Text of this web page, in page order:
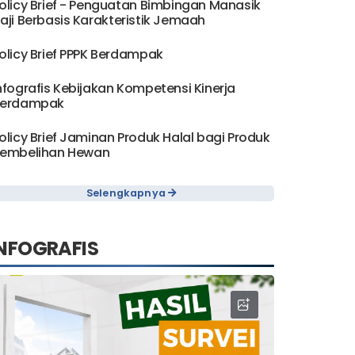
Brief - Penguatan Bimbingan Manasik
Berbasis Karakteristik Jemaah
Brief PPPK Berdampak
Kebijakan Kompetensi Kinerja
Brief Jaminan Produk Halal bagi Produk
Hewan
Selengkapnya